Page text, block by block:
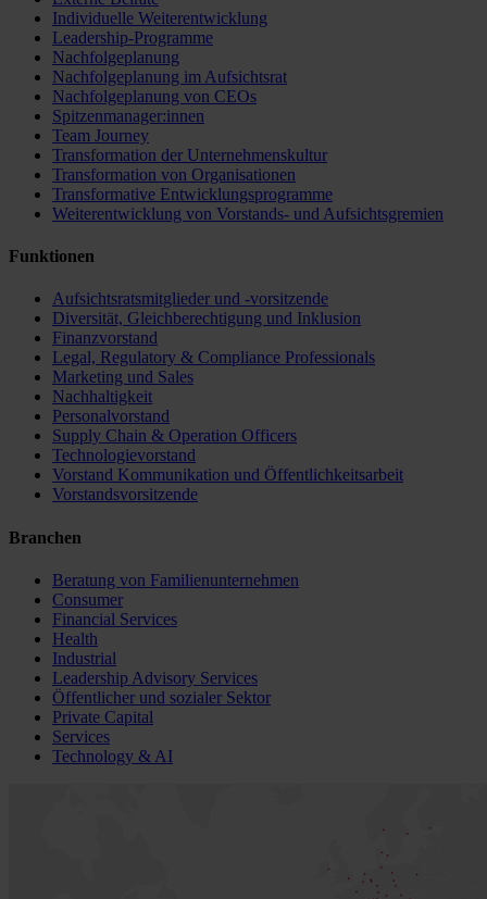
Individuelle Weiterentwicklung
Leadership-Programme
Nachfolgeplanung
Nachfolgeplanung im Aufsichtsrat
Nachfolgeplanung von CEOs
Spitzenmanager:innen
Team Journey
Transformation der Unternehmenskultur
Transformation von Organisationen
Transformative Entwicklungsprogramme
Weiterentwicklung von Vorstands- und Aufsichtsgremien
Funktionen
Aufsichtsratsmitglieder und -vorsitzende
Diversität, Gleichberechtigung und Inklusion
Finanzvorstand
Legal, Regulatory & Compliance Professionals
Marketing und Sales
Nachhaltigkeit
Personalvorstand
Supply Chain & Operation Officers
Technologievorstand
Vorstand Kommunikation und Öffentlichkeitsarbeit
Vorstandsvorsitzende
Branchen
Beratung von Familienunternehmen
Consumer
Financial Services
Health
Industrial
Leadership Advisory Services
Öffentlicher und sozialer Sektor
Private Capital
Services
Technology & AI